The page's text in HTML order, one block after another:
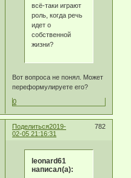
всё-таки играют
роль, когда речь
идет о
собственной
жизни?
Вот вопроса не понял. Может
переформулируете его?
0
Поделиться 782
2019-
02-05 21:16:31
leonard61
написал(а):